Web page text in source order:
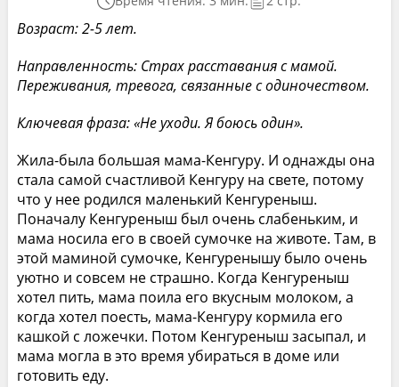
Возраст: 2-5 лет.
Направленность: Страх расставания с мамой.
Переживания, тревога, связанные с одиночеством.
Ключевая фраза: «Не уходи. Я боюсь один».
Жила-была большая мама-Кенгуру. И однажды она
стала самой счастливой Кенгуру на свете, потому
что у нее родился маленький Кенгуреныш.
Поначалу Кенгуреныш был очень слабеньким, и
мама носила его в своей сумочке на животе. Там, в
этой маминой сумочке, Кенгуренышу было очень
уютно и совсем не страшно. Когда Кенгуреныш
хотел пить, мама поила его вкусным молоком, а
когда хотел поесть, мама-Кенгуру кормила его
кашкой с ложечки. Потом Кенгуреныш засыпал, и
мама могла в это время убираться в доме или
готовить еду.